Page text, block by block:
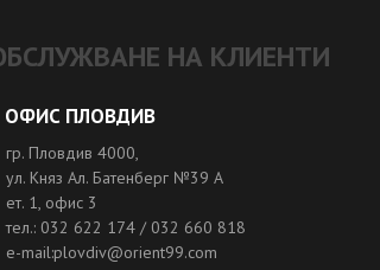
НА КЛИЕНТИ
ОФИС ПЛОВДИВ
гр. Пловдив 4000,
ул. Княз Ал. Батенберг №39 A
ет. 1, офис 3
тел.: 032 622 174 / 032 660 818
e-mail:plovdiv@orient99.com